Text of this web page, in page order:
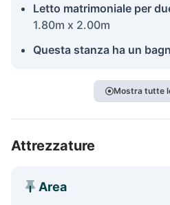
Letto matrimoniale per
1.80m x 2.00m
Questa stanza ha un
Mostra tutte
Attrezzature
Area